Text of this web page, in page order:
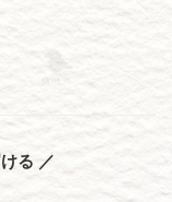
る ／